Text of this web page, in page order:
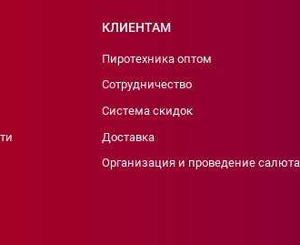
КЛИЕНТАМ
Пиротехника оптом
Сотрудничество
Система скидок
Доставка
Организация и проведение салюта